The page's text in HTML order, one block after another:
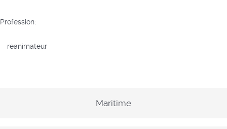
Profession:
réanimateur
Maritime